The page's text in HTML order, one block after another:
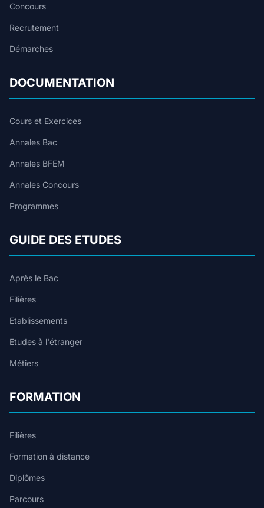
Concours
Recrutement
Démarches
DOCUMENTATION
Cours et Exercices
Annales Bac
Annales BFEM
Annales Concours
Programmes
GUIDE DES ETUDES
Après le Bac
Filières
Etablissements
Etudes à l'étranger
Métiers
FORMATION
Filières
Formation à distance
Diplômes
Parcours